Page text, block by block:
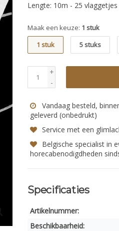
Lengte: 10m - 25
Maak een keuze: 1 stuk
1 stuk
5 stuks
+
-
Vandaag besteld,
geleverd (onbedrukt)
Service met een
Belgische specialist in
horecabenodigdheden
Specificaties
Artikelnummer:
Beschikbaarheid: